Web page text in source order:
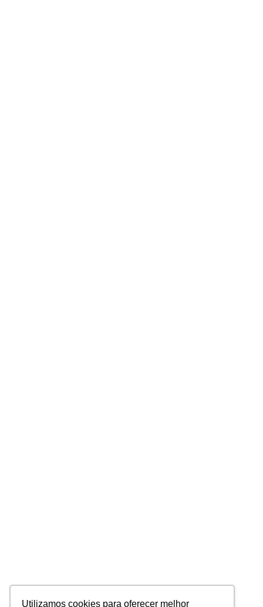
Utilizamos cookies para oferecer melhor